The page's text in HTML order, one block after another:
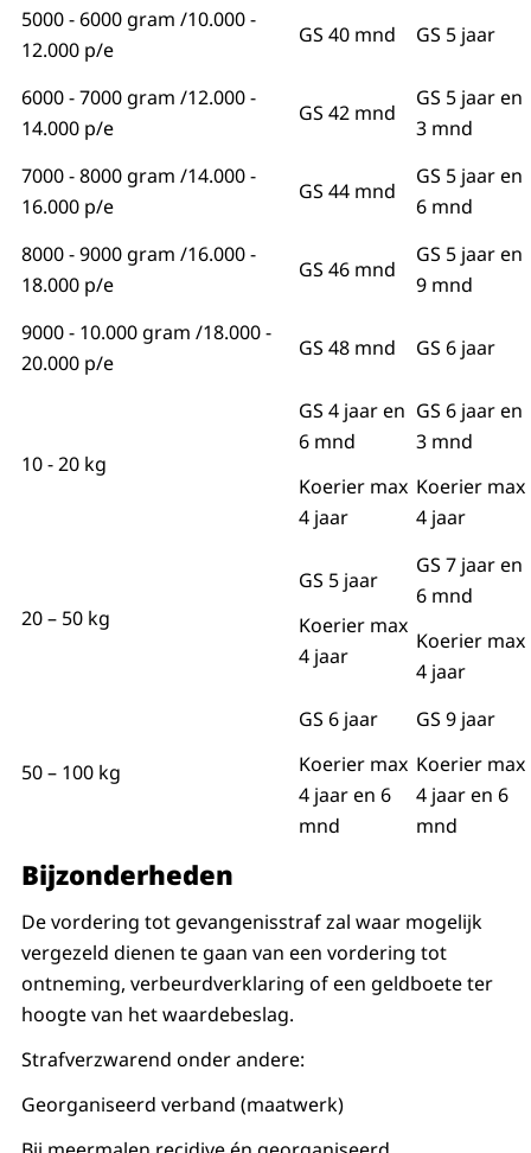
5000 - 6000 gram /10.000 -
12.000 p/e
GS 40 mnd GS 5 jaar
6000 - 7000 gram /12.000 -
14.000 p/e
GS 42 mnd
GS 5 jaar en
3 mnd
7000 - 8000 gram /14.000 -
16.000 p/e
GS 44 mnd
GS 5 jaar en
6 mnd
8000 - 9000 gram /16.000 -
18.000 p/e
GS 46 mnd
GS 5 jaar en
9 mnd
9000 - 10.000 gram /18.000 -
20.000 p/e
GS 48 mnd GS 6 jaar
10 - 20 kg
GS 4 jaar en
6 mnd
Koerier max
4 jaar
GS 6 jaar en
3 mnd
Koerier max
4 jaar
20 – 50 kg
GS 5 jaar
Koerier max
4 jaar
GS 7 jaar en
6 mnd
Koerier max
4 jaar
50 – 100 kg
GS 6 jaar
Koerier max
4 jaar en 6
mnd
GS 9 jaar
Koerier max
4 jaar en 6
mnd
Bijzonderheden
De vordering tot gevangenisstraf zal waar mogelijk
vergezeld dienen te gaan van een vordering tot
ontneming, verbeurdverklaring of een geldboete ter
hoogte van het waardebeslag.
Strafverzwarend onder andere:
Georganiseerd verband (maatwerk)